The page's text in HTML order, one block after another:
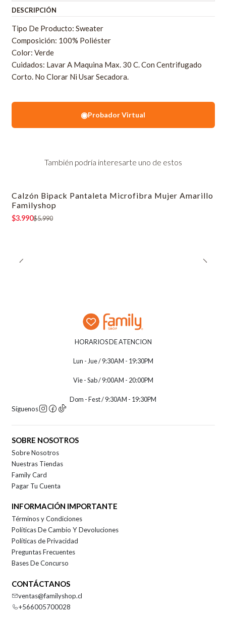
DESCRIPCIÓN
Tipo De Producto: Sweater
Composición: 100% Poliéster
Color: Verde
Cuidados: Lavar A Maquina Max. 30 C. Con Centrifugado
Corto. No Clorar Ni Usar Secadora.
◉Probador Virtual
También podría interesarte uno de estos
-33% OFF
Calzón Bipack Pantaleta Microfibra Mujer Amarillo
Familyshop
$3.990$5.990
HORARIOS DE ATENCION
Lun - Jue / 9:30AM - 19:30PM
Vie - Sab / 9:00AM - 20:00PM
Dom - Fest / 9:30AM - 19:30PM
Síguenos
SOBRE NOSOTROS
Sobre Nosotros
Nuestras Tiendas
Family Card
Pagar Tu Cuenta
INFORMACIÓN IMPORTANTE
Términos y Condiciones
Políticas De Cambio Y Devoluciones
Políticas de Privacidad
Preguntas Frecuentes
Bases De Concurso
CONTÁCTANOS
ventas@familyshop.cl
+566005700028